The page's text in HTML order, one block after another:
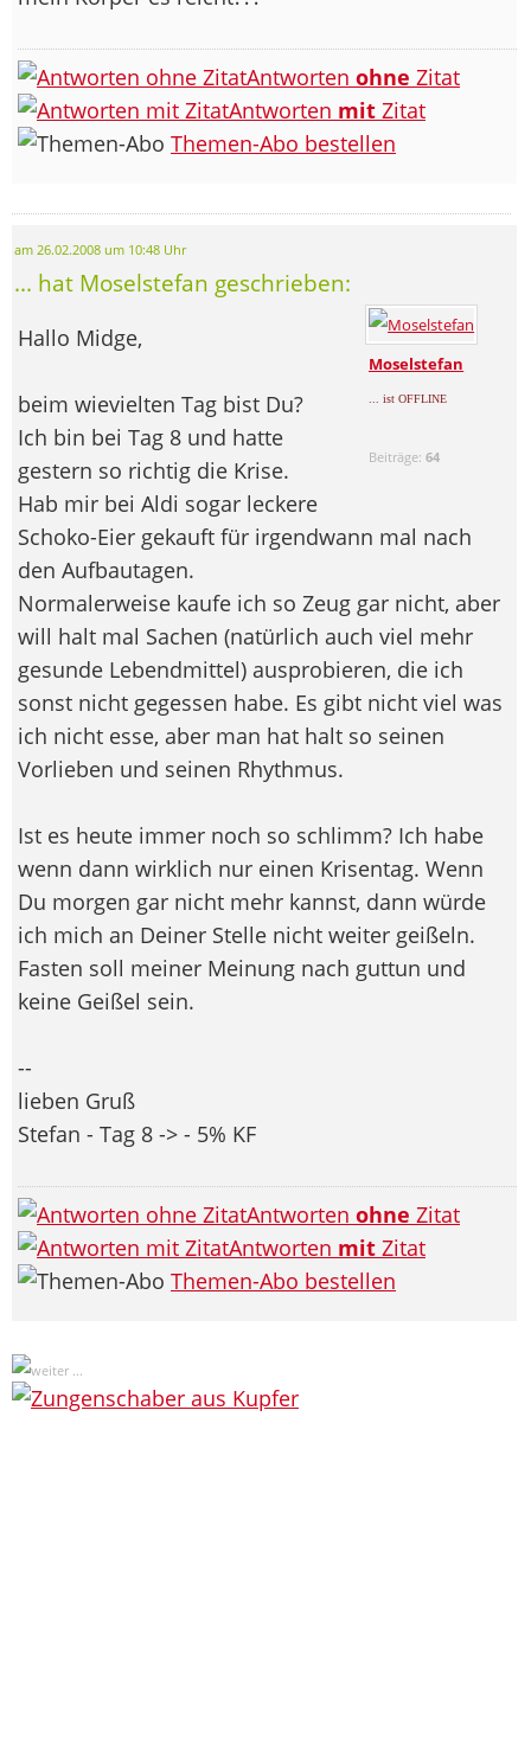
Antworten ohne Zitat
Antworten mit Zitat
Themen-Abo bestellen
am 26.02.2008 um 10:48 Uhr
... hat Moselstefan geschrieben:
Moselstefan
... ist OFFLINE
Beiträge:64
Hallo Midge,
beim wievielten Tag bist Du?
Ich bin bei Tag 8 und hatte
gestern so richtig die Krise.
Hab mir bei Aldi sogar leckere
Schoko-Eier gekauft für irgendwann mal nach
den Aufbautagen.
Normalerweise kaufe ich so Zeug gar nicht, aber
will halt mal Sachen (natürlich auch viel mehr
gesunde Lebendmittel) ausprobieren, die ich
sonst nicht gegessen habe. Es gibt nicht viel was
ich nicht esse, aber man hat halt so seinen
Vorlieben und seinen Rhythmus.
Ist es heute immer noch so schlimm? Ich habe
wenn dann wirklich nur einen Krisentag. Wenn
Du morgen gar nicht mehr kannst, dann würde
ich mich an Deiner Stelle nicht weiter geißeln.
Fasten soll meiner Meinung nach guttun und
keine Geißel sein.
--
lieben Gruß
Stefan - Tag 8 -> - 5% KF
Antworten ohne Zitat
Antworten mit Zitat
Themen-Abo bestellen